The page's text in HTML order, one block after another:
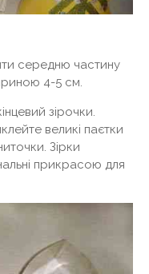
середню частину
4-5 см.
зірочки.
великі паєтки
Зірки
прикрасою для